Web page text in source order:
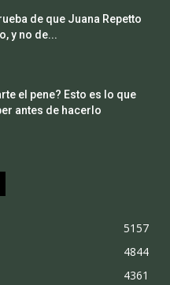
de que Juana Repetto
y no de...
el pene? Esto es lo que
antes de hacerlo
5157
4844
4361